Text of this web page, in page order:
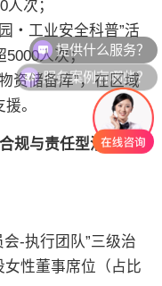
次；
・工业安全科普”活
5000人次；
资储备库”，在区域
。
规与责任型治理
-执行团队”三级治
性董事席位（占比
提供什么服务？
服务案例有哪些？